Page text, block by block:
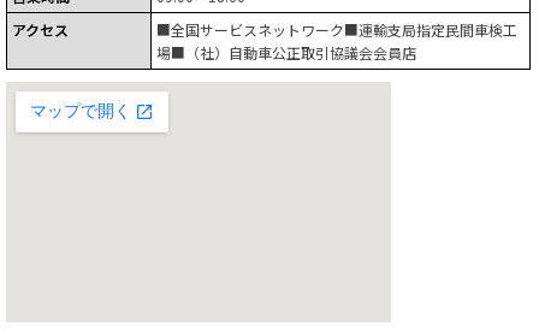
アクセス
■全国サービスネットワーク■運輸支局指定民間車検工
場■（社）自動車公正取引協議会会員店